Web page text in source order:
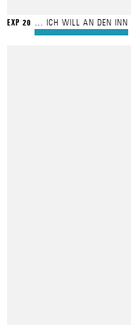
EXP 20 … ICH WILL AN DEN INN